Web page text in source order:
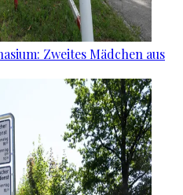
Zweites Mädchen aus